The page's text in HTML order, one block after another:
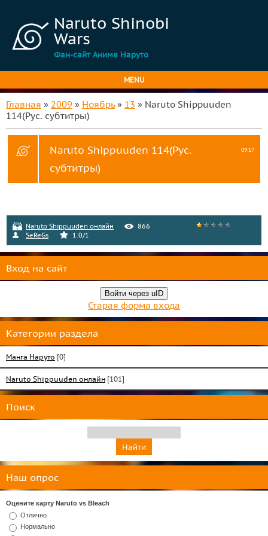
Naruto Shinobi
Wars
Фан-сайт Аниме Наруто
MENU
Главная » 2009 » Ноябрь » 13 » Naruto Shippuuden
114(Рус. субтитры)
09:17
Naruto Shippuuden 114(Рус.
субтитры)
Naruto Shippuuden онлайн
866
SeReGs
1.0/1
Вход на сайт
Войти через uID
Старая форма входа
Категории раздела
Манга Наруто [0]
Naruto Shippuuden онлайн [101]
Поиск
Наш опрос
Оцените карту Naruto vs Bleach
Отлично
Нормально